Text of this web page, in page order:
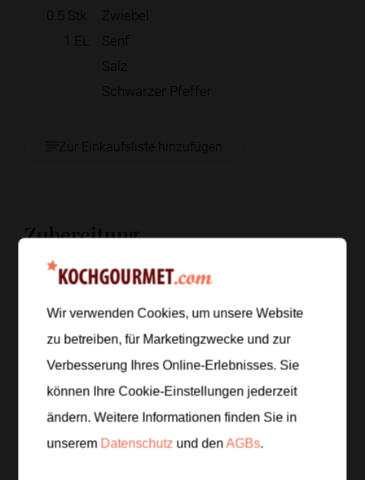
0.5 Stk.
Zwiebel
1 EL
Senf
Salz
Schwarzer Pfeffer
Zur Einkaufsliste hinzufügen
Zubereitung
Schritt 1/5
Universalzerkleinerer oder mit einem scharfen
Messer fein hacken. Die übrigen Grieben grob
zerkleinern, damit der Aufstrich später eine
angenehme Textur erhält.
Schritt 2/5
Das Schweineschmalz zusammen mit dem
Wir verwenden Cookies, um unsere Website
zu betreiben, für Marketingzwecke und zur
Verbesserung Ihres Online-Erlebnisses. Sie
können Ihre Cookie-Einstellungen jederzeit
ändern. Weitere Informationen finden Sie in
unserem Datenschutz und denAGBs.